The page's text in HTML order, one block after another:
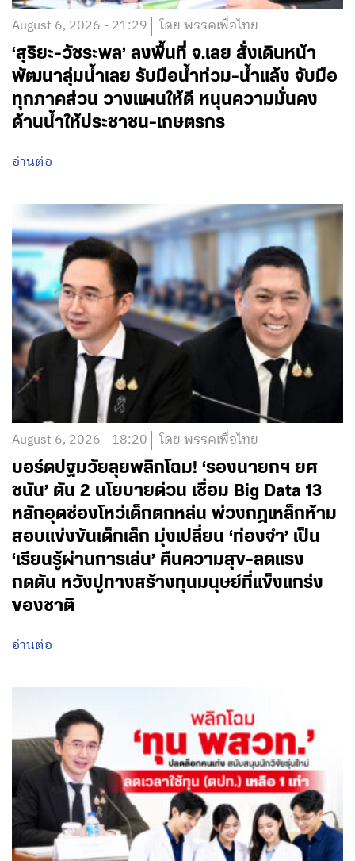
August 6, 2026 - 21:29 โดย พรรคเพื่อไทย
‘สุริยะ-วัชระพล’ ลงพื้นที่ จ.เลย สั่งเดินหน้า
พัฒนาลุ่มน้ำเลย รับมือน้ำท่วม-น้ำแล้ง จับมือ
ทุกภาคส่วน วางแผนให้ดี หนุนความมั่นคง
ด้านน้ำให้ประชาชน-เกษตรกร
อ่านต่อ
August 6, 2026 - 18:20 โดย พรรคเพื่อไทย
บอร์ดปฐมวัยลุยพลิกโฉม! ‘รองนายกฯ ยศ
ชนัน’ ดัน 2 นโยบายด่วน เชื่อม Big Data 13
หลักอุดช่องโหว่เด็กตกหล่น พ่วงกฎเหล็กห้าม
สอบแข่งขันเด็กเล็ก มุ่งเปลี่ยน ‘ท่องจำ’ เป็น
‘เรียนรู้ผ่านการเล่น’ คืนความสุข-ลดแรง
กดดัน หวังปูทางสร้างทุนมนุษย์ที่แข็งแกร่ง
ของชาติ
อ่านต่อ